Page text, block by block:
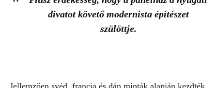
divatot követő modernista építészet
szülöttje.
Jellemzően svéd, francia és dán minták alapján kezdték